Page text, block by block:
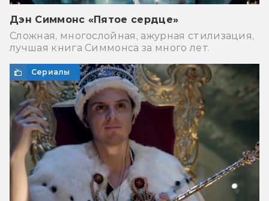
Дэн Симмонс «Пятое сердце»
Сложная, многослойная, ажурная стилизация,
лучшая книга Симмонса за много лет.
Сериалы